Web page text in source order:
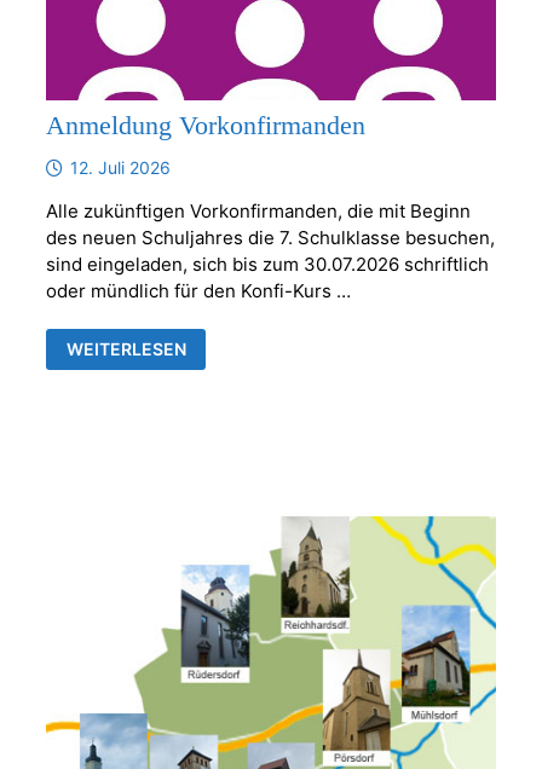
Anmeldung Vorkonfirmanden
12. Juli 2026
Alle zukünftigen Vorkonfirmanden, die mit Beginn
des neuen Schuljahres die 7. Schulklasse besuchen,
sind eingeladen, sich bis zum 30.07.2026 schriftlich
oder mündlich für den Konfi-Kurs …
ANMELDUNG
VORKONFIRMANDEN
WEITERLESEN